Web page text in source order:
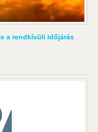
a rendkívüli időjárás